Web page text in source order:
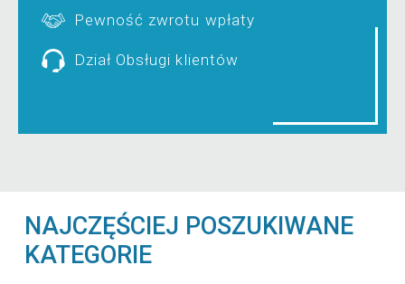
Pewność zwrotu wpłaty
Dział Obsługi klientów
NAJCZĘŚCIEJ POSZUKIWANE
KATEGORIE